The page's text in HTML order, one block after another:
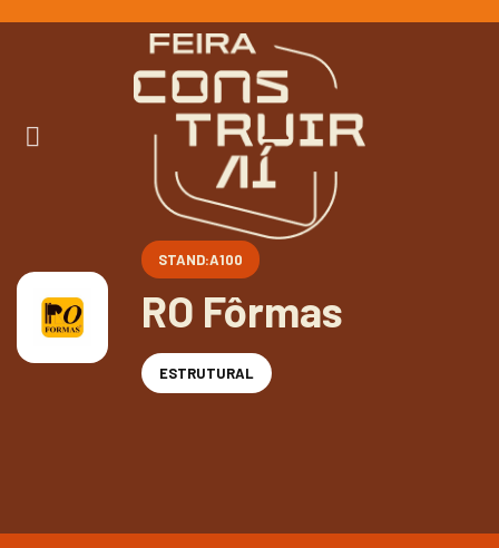
STAND:A100
RO Fôrmas
ESTRUTURAL